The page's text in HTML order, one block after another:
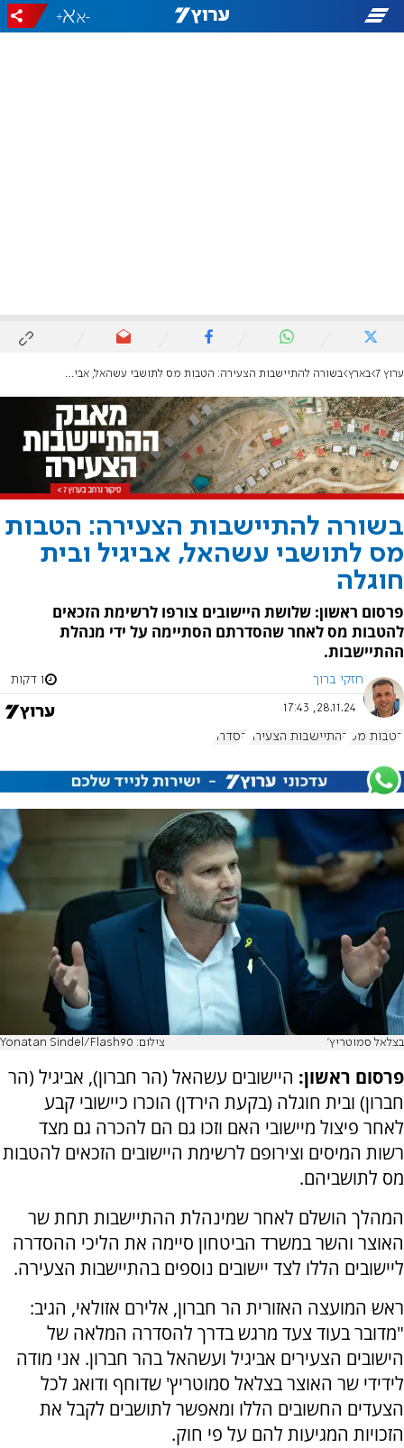
-
+
ערוץ 7 בארץ בשורה להתיישבות הצעירה: הטבות מס לתושבי עשהאל, אביגיל ובית חוגלה
בשורה להתיישבות הצעירה: הטבות
מס לתושבי עשהאל, אביגיל ובית
חוגלה
פרסום ראשון: שלושת היישובים צורפו לרשימת הזכאים
להטבות מס לאחר שהסדרתם הסתיימה על ידי מנהלת
ההתיישבות.
חזקי ברוך 1 דקות
28.11.24, 17:43
הטבות מס ההתיישבות הצעירה הסדרה
בצלאל סמוטריץ' צילום: Yonatan Sindel/Flash90
פרסום ראשון: היישובים עשהאל (הר חברון), אביגיל (הר
חברון) ובית חוגלה (בקעת הירדן) הוכרו כיישובי קבע
לאחר פיצול מיישובי האם וזכו גם הם להכרה גם מצד
רשות המיסים וצירופם לרשימת היישובים הזכאים להטבות
מס לתושביהם.
המהלך הושלם לאחר שמינהלת ההתיישבות תחת שר
האוצר והשר במשרד הביטחון סיימה את הליכי ההסדרה
ליישובים הללו לצד יישובים נוספים בהתיישבות הצעירה.
ראש המועצה האזורית הר חברון, אלירם אזולאי, הגיב:
"מדובר בעוד צעד מרגש בדרך להסדרה המלאה של
הישובים הצעירים אביגיל ועשהאל בהר חברון. אני מודה
לידידי שר האוצר בצלאל סמוטריץ' שדוחף ודואג לכל
הצעדים החשובים הללו ומאפשר לתושבים לקבל את
הזכויות המגיעות להם על פי חוק.